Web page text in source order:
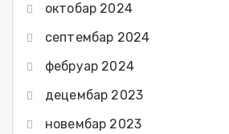
октобар 2024
септембар 2024
фебруар 2024
децембар 2023
новембар 2023